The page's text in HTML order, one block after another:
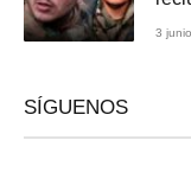
3
SÍGUENOS